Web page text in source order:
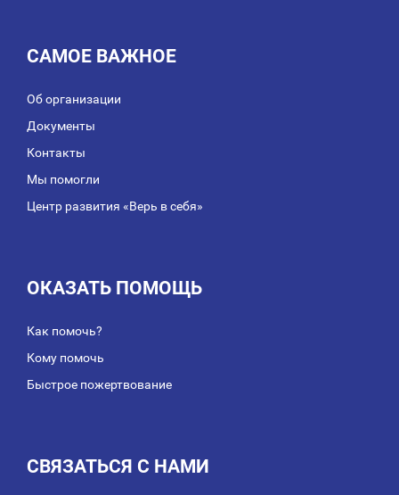
САМОЕ ВАЖНОЕ
Об организации
Документы
Контакты
Мы помогли
Центр развития «Верь в себя»
ОКАЗАТЬ ПОМОЩЬ
Как помочь?
Кому помочь
Быстрое пожертвование
СВЯЗАТЬСЯ С НАМИ